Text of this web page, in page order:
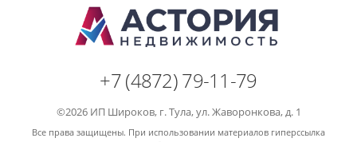
+7 (4872) 79-11-79
©2026 ИП Широков, г. Тула, ул. Жаворонкова, д. 1
Все права защищены. При использовании материалов гиперссылка